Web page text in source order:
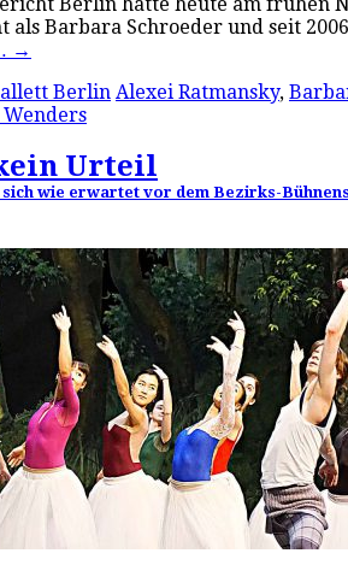
als Barbara Schroeder und seit
→
Berlin Alexei Ratmansky,
Urteil
wie erwartet vor dem Bezirks-